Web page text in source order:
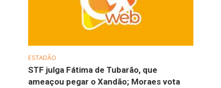
ESTADÃO
STF julga Fátima de Tubarão, que
ameaçou pegar o Xandão; Moraes vota